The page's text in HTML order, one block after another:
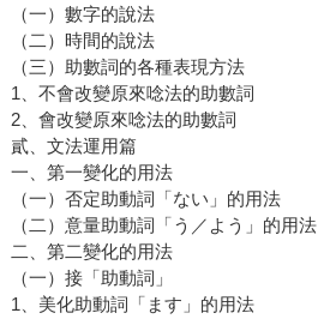
（一）數字的說法
（二）時間的說法
（三）助數詞的各種表現方法
1、不會改變原來唸法的助數詞
2、會改變原來唸法的助數詞
貳、文法運用篇
一、第一變化的用法
（一）否定助動詞「ない」的用法
（二）意量助動詞「う／よう」的用法
二、第二變化的用法
（一）接「助動詞」
1、美化助動詞「ます」的用法